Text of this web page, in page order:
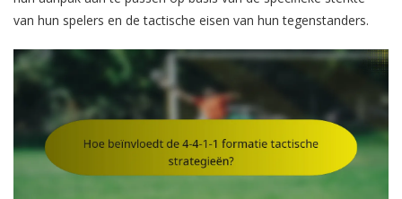
van hun spelers en de tactische eisen van hun tegenstanders.